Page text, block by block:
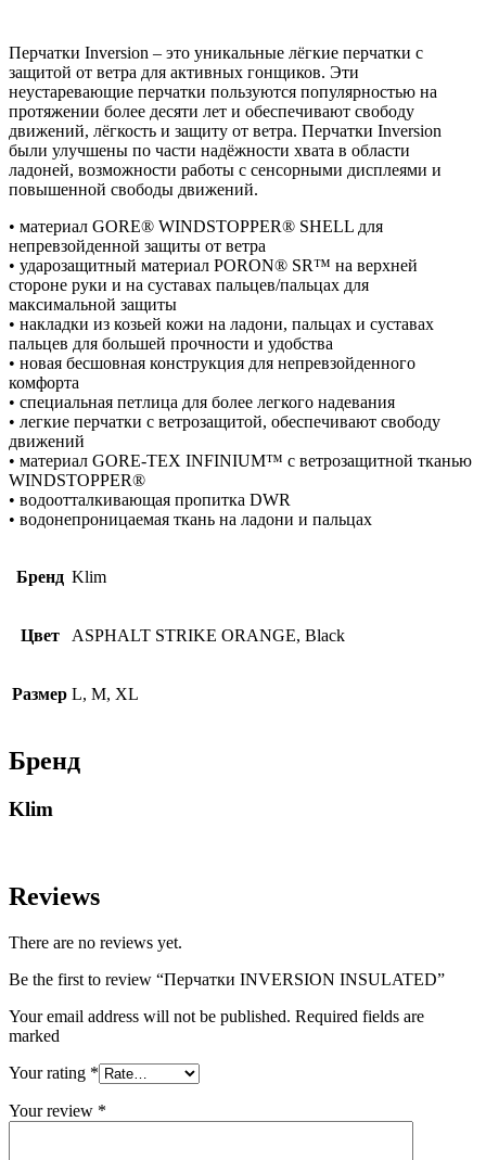
Перчатки Inversion – это уникальные лёгкие перчатки с
защитой от ветра для активных гонщиков. Эти
неустаревающие перчатки пользуются популярностью на
протяжении более десяти лет и обеспечивают свободу
движений, лёгкость и защиту от ветра. Перчатки Inversion
были улучшены по части надёжности хвата в области
ладоней, возможности работы с сенсорными дисплеями и
повышенной свободы движений.
• материал GORE® WINDSTOPPER® SHELL для
непревзойденной защиты от ветра
• ударозащитный материал PORON® SR™ на верхней
стороне руки и на суставах пальцев/пальцах для
максимальной защиты
• накладки из козьей кожи на ладони, пальцах и суставах
пальцев для большей прочности и удобства
• новая бесшовная конструкция для непревзойденного
комфорта
• специальная петлица для более легкого надевания
• легкие перчатки с ветрозащитой, обеспечивают свободу
движений
• материал GORE-TEX INFINIUM™ с ветрозащитной тканью
WINDSTOPPER®
• водоотталкивающая пропитка DWR
• водонепроницаемая ткань на ладони и пальцах
Бренд Klim
Цвет ASPHALT STRIKE ORANGE, Black
Размер L, M, XL
Бренд
Klim
Reviews
There are no reviews yet.
Be the first to review “Перчатки INVERSION INSULATED”
Your email address will not be published. Required fields are
marked
Your rating *
Your review *